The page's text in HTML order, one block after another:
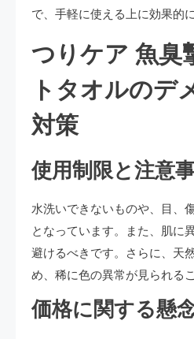
で、手軽に使える上に効果的
つりケア 魚臭
トタオルのデ
対策
使用制限と注意
水洗いできないものや、目、
となっています。また、肌に
避けるべきです。さらに、天
め、稀に色の異常が見られる
価格に関する懸